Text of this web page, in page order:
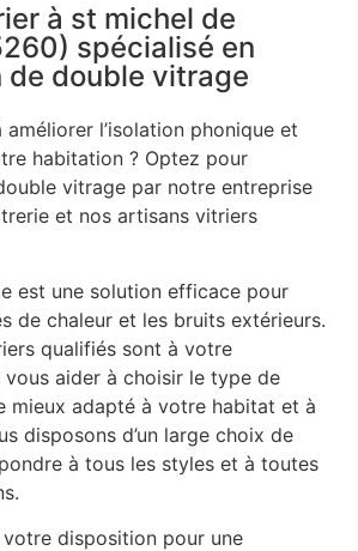
à st michel de
spécialisé en
double vitrage
améliorer l’isolation phonique et
habitation ? Optez pour
vitrage par notre entreprise
et nos artisans vitriers
est une solution efficace pour
de chaleur et les bruits extérieurs.
qualifiés sont à votre
aider à choisir le type de
mieux adapté à votre habitat et à
disposons d’un large choix de
à tous les styles et à toutes
votre disposition pour une